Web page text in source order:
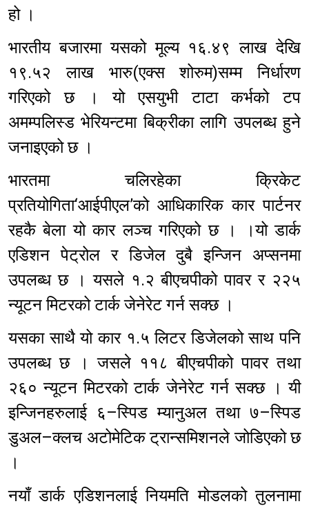
हो ।
भारतीय बजारमा यसको मूल्य १६.४९ लाख देखि
१९.५२ लाख भारु(एक्स शोरुम)सम्म निर्धारण
गरिएको छ । यो एसयुभी टाटा कर्भको टप
अमम्पलिस्ड भेरियन्टमा बिक्रीका लागि उपलब्ध हुने
जनाइएको छ ।
भारतमा चलिरहेका क्रिकेट
प्रतियोगिता‘आईपीएल’को आधिकारिक कार पार्टनर
रहकै बेला यो कार लञ्च गरिएको छ । ।यो डार्क
एडिशन पेट्रोल र डिजेल दुबै इन्जिन अप्सनमा
उपलब्ध छ । यसले १.२ बीएचपीको पावर र २२५
न्यूटन मिटरको टार्क जेनेरेट गर्न सक्छ ।
यसका साथै यो कार १.५ लिटर डिजेलको साथ पनि
उपलब्ध छ । जसले ११८ बीएचपीको पावर तथा
२६० न्यूटन मिटरको टार्क जेनेरेट गर्न सक्छ । यी
इन्जिनहरुलाई ६–स्पिड म्यानुअल तथा ७–स्पिड
डुअल–क्लच अटोमेटिक ट्रान्समिशनले जोडिएको छ
।
नयाँ डार्क एडिशनलाई नियमति मोडलको तुलनामा